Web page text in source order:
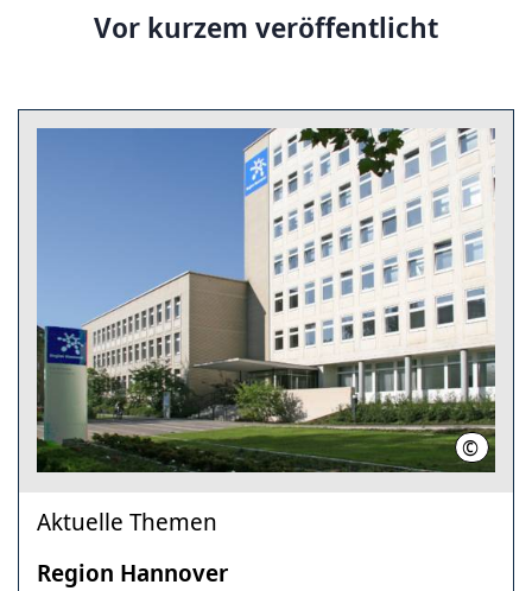
Vor kurzem veröffentlicht
© Stahl,
Aktuelle Themen
Region Hannover